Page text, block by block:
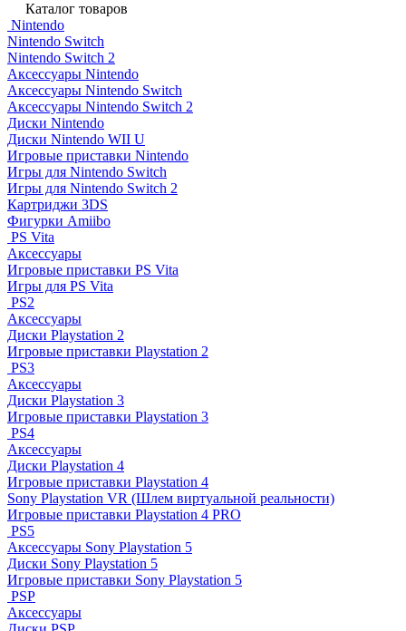
Каталог товаров
Nintendo
Nintendo Switch
Nintendo Switch 2
Аксессуары Nintendo
Аксессуары Nintendo Switch
Аксессуары Nintendo Switch 2
Диски Nintendo
Диски Nintendo WII U
Игровые приставки Nintendo
Игры для Nintendo Switch
Игры для Nintendo Switch 2
Картриджи 3DS
Фигурки Amiibo
PS Vita
Аксессуары
Игровые приставки PS Vita
Игры для PS Vita
PS2
Аксессуары
Диски Playstation 2
Игровые приставки Playstation 2
PS3
Аксессуары
Диски Playstation 3
Игровые приставки Playstation 3
PS4
Аксессуары
Диски Playstation 4
Игровые приставки Playstation 4
Sony Playstation VR (Шлем виртуальной реальности)
Игровые приставки Playstation 4 PRO
PS5
Аксессуары Sony Playstation 5
Диски Sony Playstation 5
Игровые приставки Sony Playstation 5
PSP
Аксессуары